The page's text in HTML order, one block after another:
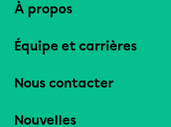
À propos
Équipe et carrières
Nous contacter
Nouvelles